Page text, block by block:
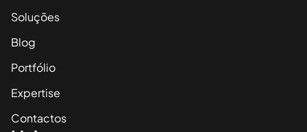
Soluções
Blog
Portfólio
Expertise
Contactos